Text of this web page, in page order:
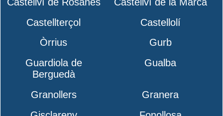
Castellterçol
Castellolí
Òrrius
Gurb
Guardiola de
Berguedà
Gualba
Granollers
Granera